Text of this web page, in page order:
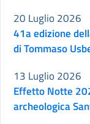
41a edizione
di Tommaso
20 Luglio 2026
Effetto Notte
archeologica
13 Luglio 2026